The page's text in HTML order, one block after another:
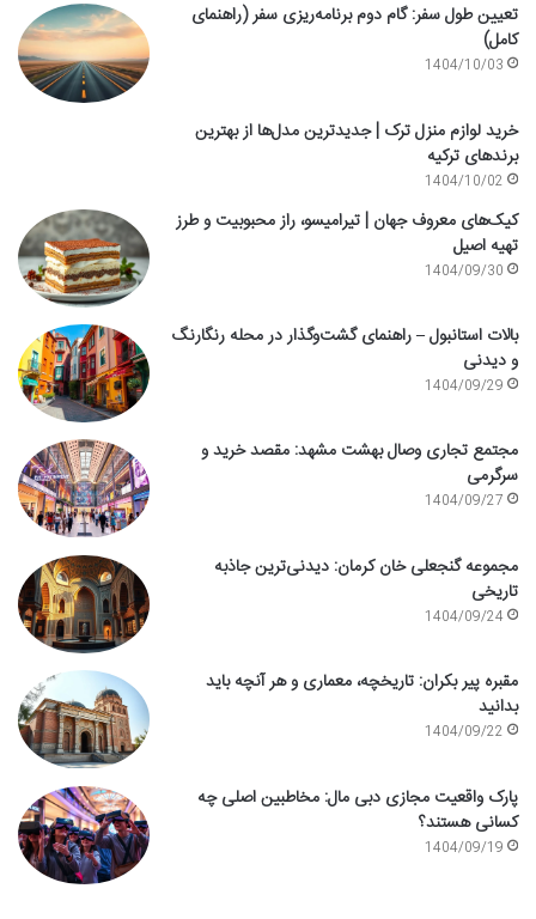
تعیین طول سفر: گام دوم برنامه‌ریزی سفر (راهنمای
کامل)
1404/10/03
خرید لوازم منزل ترک | جدیدترین مدل‌ها از بهترین
برندهای ترکیه
1404/10/02
کیک‌های معروف جهان | تیرامیسو، راز محبوبیت و طرز
تهیه اصیل
1404/09/30
بالات استانبول – راهنمای گشت‌وگذار در محله رنگارنگ
و دیدنی
1404/09/29
مجتمع تجاری وصال بهشت مشهد: مقصد خرید و
سرگرمی
1404/09/27
مجموعه گنجعلی خان کرمان: دیدنی‌ترین جاذبه
تاریخی
1404/09/24
مقبره پیر بکران: تاریخچه، معماری و هر آنچه باید
بدانید
1404/09/22
پارک واقعیت مجازی دبی مال: مخاطبین اصلی چه
کسانی هستند؟
1404/09/19